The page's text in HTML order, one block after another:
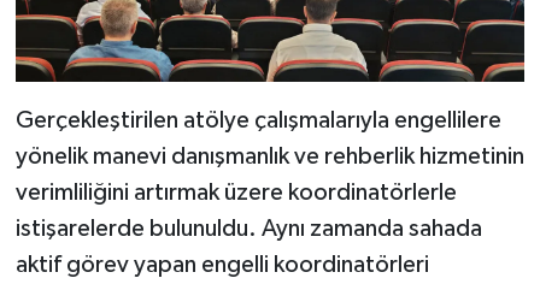
Gerçekleştirilen atölye çalışmalarıyla engellilere
yönelik manevi danışmanlık ve rehberlik hizmetinin
verimliliğini artırmak üzere koordinatörlerle
istişarelerde bulunuldu. Aynı zamanda sahada
aktif görev yapan engelli koordinatörleri
Karaman Müftülüğü
Kars Müftülüğü
Kastamonu Müftülüğü
Kayseri Müftülüğü